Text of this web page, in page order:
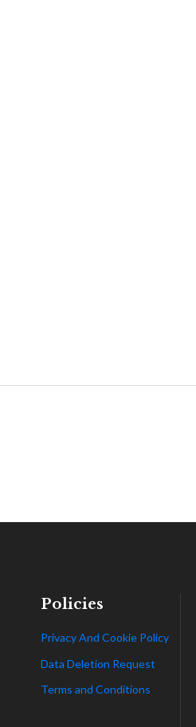
Policies
Privacy And Cookie Policy
Data Deletion Request
Terms and Conditions